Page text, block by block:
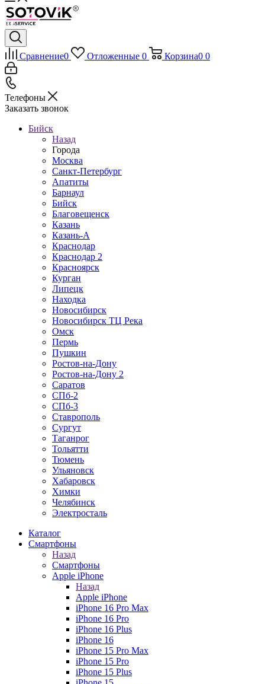
Сравнение0 Отложенные 0 Корзина0 0
Телефоны
Заказать звонок
Бийск
Назад
Города
Москва
Санкт-Петербург
Апатиты
Барнаул
Бийск
Благовещенск
Казань
Казань-А
Краснодар
Краснодар 2
Красноярск
Курган
Липецк
Находка
Новосибирск
Новосибирск ТЦ Река
Омск
Пермь
Пушкин
Ростов-на-Дону
Ростов-на-Дону 2
Саратов
СПб-2
СПб-3
Ставрополь
Сургут
Таганрог
Тольятти
Тюмень
Ульяновск
Хабаровск
Химки
Челябинск
Электросталь
Каталог
Смартфоны
Назад
Смартфоны
Apple iPhone
Назад
Apple iPhone
iPhone 16 Pro Max
iPhone 16 Pro
iPhone 16 Plus
iPhone 16
iPhone 15 Pro Max
iPhone 15 Pro
iPhone 15 Plus